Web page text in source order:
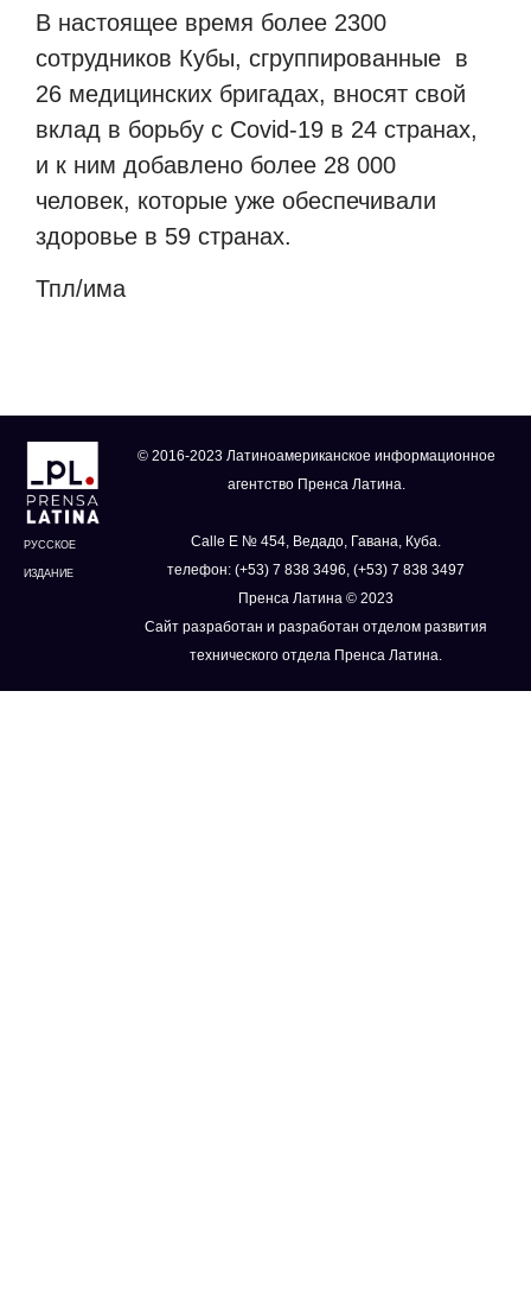
В настоящее время более 2300
сотрудников Кубы, сгруппированные в
26 медицинских бригадах, вносят свой
вклад в борьбу с Covid-19 в 24 странах,
и к ним добавлено более 28 000
человек, которые уже обеспечивали
здоровье в 59 странах.
Тпл/има
РУССКОЕ
ИЗДАНИЕ
© 2016-2023 Латиноамериканское информационное
агентство Пренса Латина.
Calle E № 454, Ведадо, Гавана, Куба.
телефон: (+53) 7 838 3496, (+53) 7 838 3497
Пренса Латина © 2023
Сайт разработан и разработан отделом развития
технического отдела Пренса Латина.